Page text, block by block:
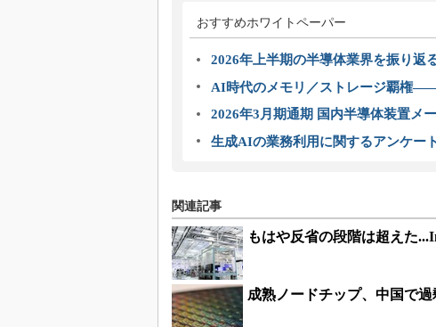
おすすめホワイトペーパー
2026年上半期の半導体業界を振り
AI時代のメモリ／ストレージ覇権
2026年3月期通期 国内半導体装置メ
生成AIの業務利用に関するアンケー
関連記事
もはや反省の段階は超えた
成熟ノードチップ、中国で